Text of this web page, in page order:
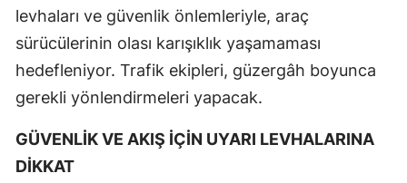
levhaları ve güvenlik önlemleriyle, araç
sürücülerinin olası karışıklık yaşamaması
hedefleniyor. Trafik ekipleri, güzergâh boyunca
gerekli yönlendirmeleri yapacak.
GÜVENLİK VE AKIŞ İÇİN UYARI LEVHALARINA
DİKKAT